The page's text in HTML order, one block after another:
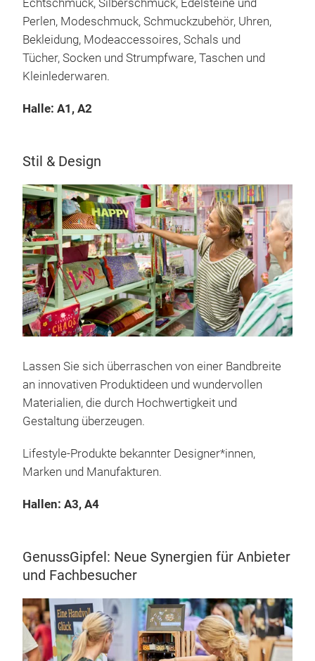
Echtschmuck, Silberschmuck, Edelsteine und
Perlen, Modeschmuck, Schmuckzubehör, Uhren,
Bekleidung, Modeaccessoires, Schals und
Tücher, Socken und Strumpfware, Taschen und
Kleinlederwaren.
Halle: A1, A2
Stil & Design
Lassen Sie sich überraschen von einer Bandbreite
an innovativen Produktideen und wundervollen
Materialien, die durch Hochwertigkeit und
Gestaltung überzeugen.
Lifestyle-Produkte bekannter Designer*innen,
Marken und Manufakturen.
Hallen: A3, A4
GenussGipfel: Neue Synergien für Anbieter
und Fachbesucher